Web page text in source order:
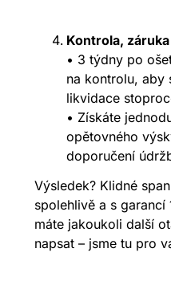
Kontrola,
• 3 týdny po
na kontrolu, aby
likvidace
• Získáte
opětovného
doporučení
Výsledek? Klidné
spolehlivě a s
máte jakoukoli další
napsat – jsme tu pro